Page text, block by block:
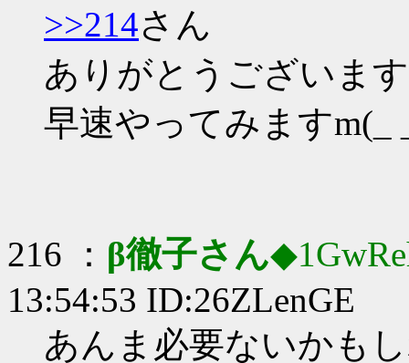
>>214さん
ありがとうございま
早速やってみますm(_
216 ： β徹子さん
13:54:53 ID:26ZLenGE
あんま必要ないかも